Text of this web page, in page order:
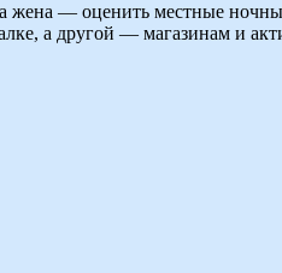
а жена — оценить местные
а другой — магазинам и